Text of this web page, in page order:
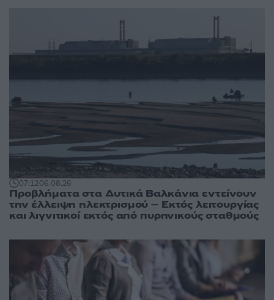
07:1206.08.26
Προβλήματα στα Δυτικά Βαλκάνια εντείνουν
την έλλειψη ηλεκτρισμού – Εκτός λειτουργίας
και λιγνιτικοί εκτός από πυρηνικούς σταθμούς